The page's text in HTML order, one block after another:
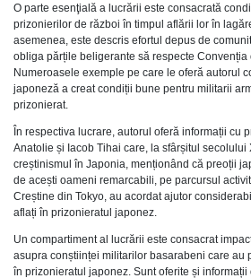
O parte esenţială a lucrării este consacrată
prizonierilor de război în timpul aflării lor în
asemenea, este descris efortul depus de
obliga părțile beligerante să respecte
Numeroasele exemple pe care le oferă autorul
japoneză a creat condiții bune pentru militarii
prizonierat.
În respectiva lucrare, autorul oferă informații cu
Anatolie și Iacob Tihai care, la sfârșitul secolului
creștinismul în Japonia, menționând că preoții
de acești oameni remarcabili, pe parcursul
Creștine din Tokyo, au acordat ajutor
aflați în prizonieratul japonez.
Un compartiment al lucrării este consacrat
asupra conștiinței militarilor basarabeni care au
în prizonieratul japonez. Sunt oferite și